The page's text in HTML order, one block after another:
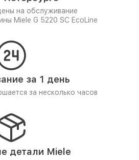
на обслуживание
Miele G 5220 SC EcoLine
за 1 день
за несколько часов
детали Miele